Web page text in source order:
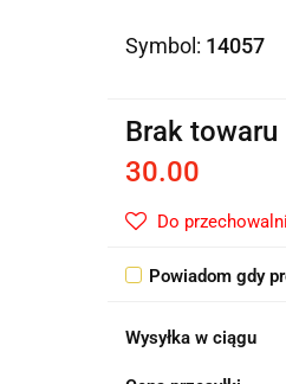
Symbol: 14057
Brak towaru
30.00
Do przechowalni
Powiadom gdy
Wysyłka w ciągu